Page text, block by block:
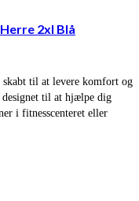
2xl Blå
til at levere komfort og
designet til at hjælpe dig
i fitnesscenteret eller